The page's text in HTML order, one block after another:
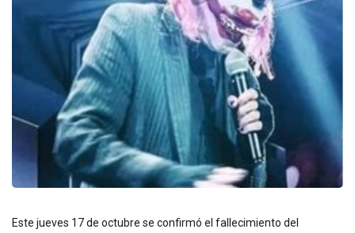
Este jueves 17 de octubre se confirmó el fallecimiento del